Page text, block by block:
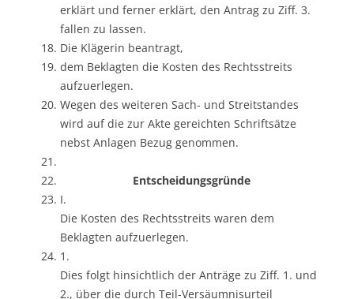
erklärt und ferner erklärt, den Antrag zu Ziff. 3.
fallen zu lassen.
Die Klägerin beantragt,
dem Beklagten die Kosten des Rechtsstreits
aufzuerlegen.
Wegen des weiteren Sach- und Streitstandes
wird auf die zur Akte gereichten Schriftsätze
nebst Anlagen Bezug genommen.
Entscheidungsgründe
I.
Die Kosten des Rechtsstreits waren dem
Beklagten aufzuerlegen.
1.
Dies folgt hinsichtlich der Anträge zu Ziff. 1. und
2., über die durch Teil-Versäumnisurteil